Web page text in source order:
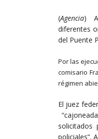
(Agencia) A
diferentes
del Puente
Por las
comisario
régimen
El juez
solicitados
policiales”.